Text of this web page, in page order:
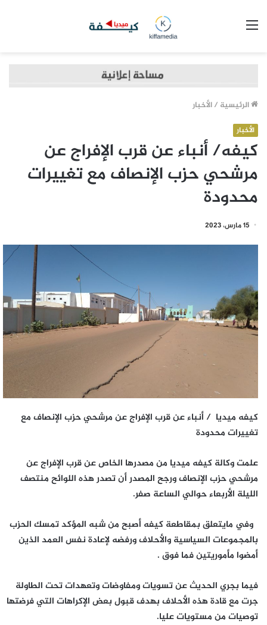
الرئيسية /الأخبار
الأخبار
كيفه/ أنباء عن قرب الإفراج عن
مرشحي حزب الإنصاف مع تغييرات
محدودة
15 مارس، 2023
كيفه ميديا / أنباء عن قرب الإفراج عن مرشحي حزب الإنصاف مع
تغييرات محدودة
علمت وكالة كيفه ميديا من مصدرها الخاص عن قرب الإفراج عن
مرشحي حزب الإنصاف ورجح المصدر أن تصدر هذه اللوائح منتصف
الليلة الأربعاء حوالي الساعة صفر.
وفي مايتعلق بمقاطعة كيفه أصبح من شبه المؤكد تمسك الحزب
بالمجموعات السياسية والأحلاف ورفضه لإعادة نفس العمد الذين
أمضوا مأموريتين فما فوق .
فيما بجري الحديث عن تسويات ومفاوضات وتعهدات تحت الطاولة
جرت مع قادة هذه الأحلاف بهدف قبول بعض الإكراهات التي فرضتها
توصيات من مستويات عليا.